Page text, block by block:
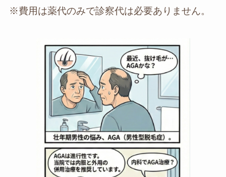
※費用は薬代のみで診察代は必要ありません。